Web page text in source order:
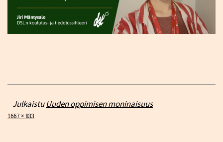
JulkaistuUuden oppimisen moninaisuus
Täysikokoinen
1667 × 833